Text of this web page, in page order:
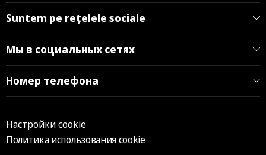
Suntem pe rețelele sociale
Мы в социальных сетях
Номер телефона
Настройки cookie
Политика использования cookie